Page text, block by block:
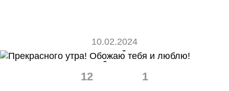
10.02.2024
12 1